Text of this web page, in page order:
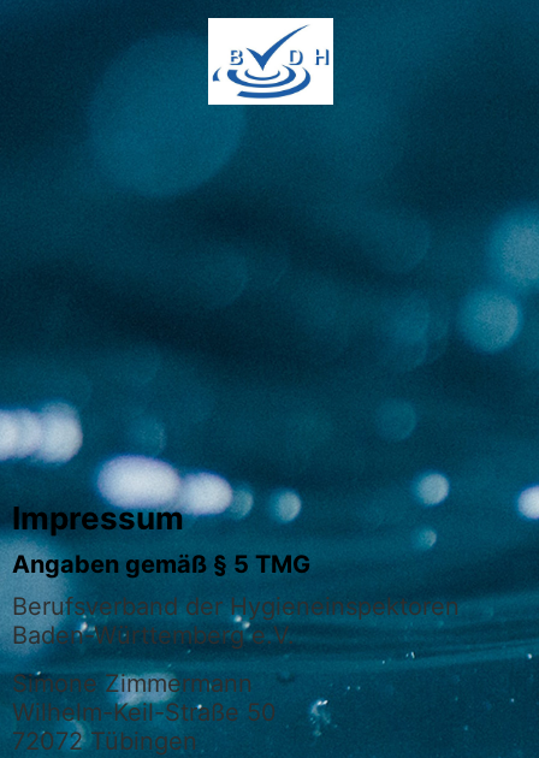
Impressum
Angaben gemäß § 5 TMG
Berufsverband der Hygieneinspektoren
Baden-Württemberg e.V.
Simone Zimmermann
Wilhelm-Keil-Straße 50
72072 Tübingen